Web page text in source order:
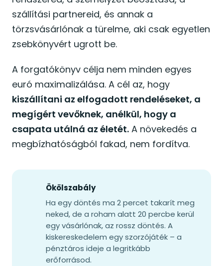
szállítási partnereid, és annak a
törzsvásárlónak a türelme, aki csak egyetlen
zsebkönyvért ugrott be.
A forgatókönyv célja nem minden egyes
euró maximalizálása. A cél az, hogy
kiszállítani az elfogadott rendeléseket, a
megígért vevőknek, anélkül, hogy a
csapata utálná az életét. A növekedés a
megbízhatóságból fakad, nem fordítva.
Ökölszabály
Ha egy döntés ma 2 percet takarít meg
neked, de a roham alatt 20 percbe kerül
egy vásárlónak, az rossz döntés. A
kiskereskedelem egy szorzójáték – a
pénztáros ideje a legritkább
erőforrásod.